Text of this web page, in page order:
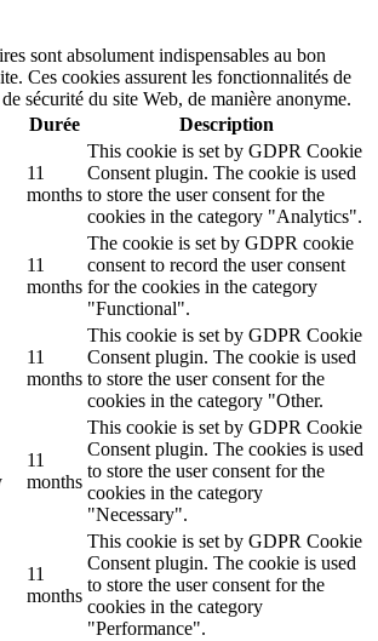
sont absolument indispensables au bon
Ces cookies assurent les fonctionnalités de
sécurité du site Web, de manière anonyme.
Durée Description
11
months
This cookie is set by GDPR Cookie
Consent plugin. The cookie is used
to store the user consent for the
cookies in the category "Analytics".
11
months
The cookie is set by GDPR cookie
consent to record the user consent
for the cookies in the category
"Functional".
11
months
This cookie is set by GDPR Cookie
Consent plugin. The cookie is used
to store the user consent for the
cookies in the category "Other.
11
months
This cookie is set by GDPR Cookie
Consent plugin. The cookies is used
to store the user consent for the
cookies in the category
"Necessary".
11
months
This cookie is set by GDPR Cookie
Consent plugin. The cookie is used
to store the user consent for the
cookies in the category
"Performance".